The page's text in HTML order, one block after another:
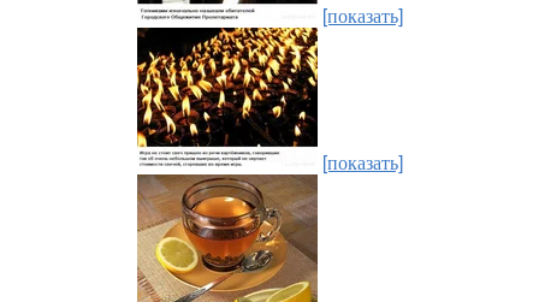
[показать]
[показать]